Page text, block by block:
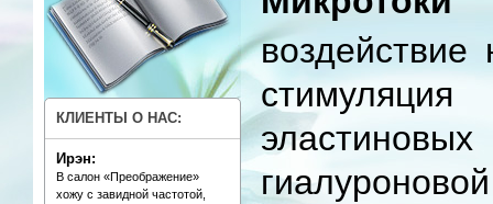
КЛИЕНТЫ О НАС:
Ирэн:
В салон «Преображение»
хожу с завидной частотой,
воздействие